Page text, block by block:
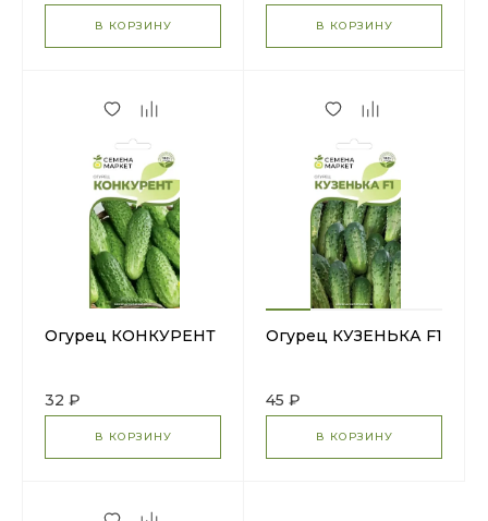
В КОРЗИНУ В КОРЗИНУ
Огурец КОНКУРЕНТ
32 ₽
В КОРЗИНУ
Огурец КУЗЕНЬКА F1
45 ₽
В КОРЗИНУ